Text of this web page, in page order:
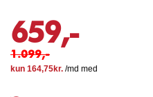
659,-
1.099,-